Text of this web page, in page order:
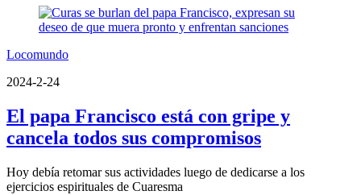
Locomundo
2024-2-24
El papa Francisco está con gripe y
cancela todos sus compromisos
Hoy debía retomar sus actividades luego de dedicarse a los
ejercicios espirituales de Cuaresma